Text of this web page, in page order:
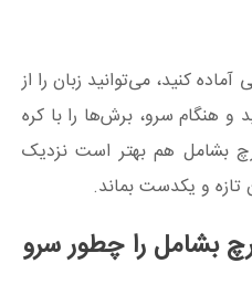
کنید، می‌توانید زبان را از
و هنگام سرو، برش‌ها را با کره
بشامل هم بهتر است نزدیک
تازه و یکدست بماند.
بشامل را چطور سرو